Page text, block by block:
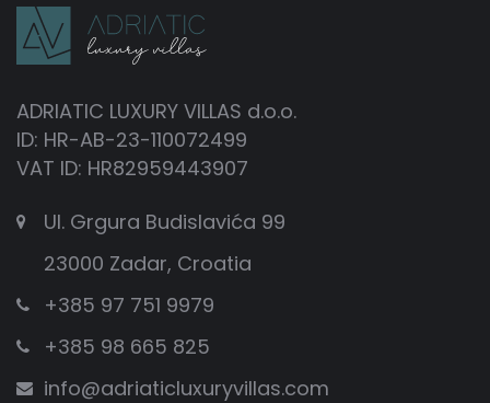
ADRIATIC LUXURY VILLAS d.o.o.
ID: HR-AB-23-110072499
VAT ID: HR82959443907
Ul. Grgura Budislavića 99
23000 Zadar, Croatia
+385 97 751 9979
+385 98 665 825
info@adriaticluxuryvillas.com